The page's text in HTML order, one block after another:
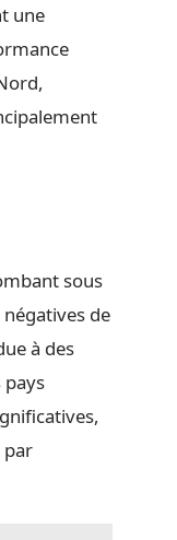
une
sous
négatives de
à des
pays
par